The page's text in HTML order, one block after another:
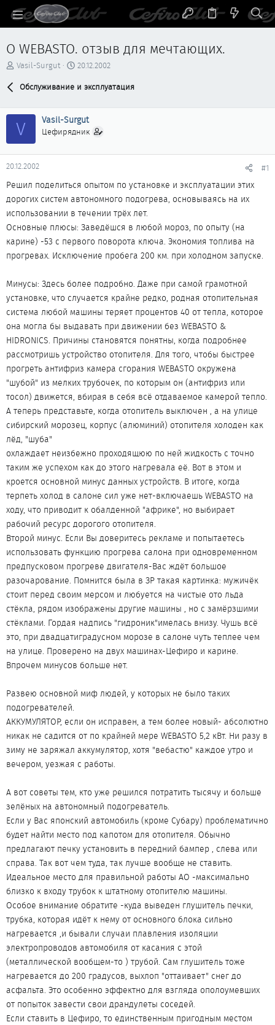
О WEBASTO. отзыв для мечтающих.
А
т
е
м
ы
Vasil-Surgut
Д
т
а
ч
л
20.12.2002
Обслуживание и эксплуатация
V Vasil-Surgut
Цефирядник
20.12.2002 #1
Решил поделиться опытом по установке и эксплуатации этих
дорогих систем автономного подогрева, основываясь на их
использовании в течении трёх лет.
Основные плюсы: Заведёшся в любой мороз, по опыту (на
карине) -53 с первого поворота ключа. Экономия топлива на
прогревах. Исключение пробега 200 км. при холодном запуске.
Минусы: Здесь более подробно. Даже при самой грамотной
установке, что случается крайне редко, родная отопительная
система любой машины теряет процентов 40 от тепла, которое
она могла бы выдавать при движении без WEBASTO &
HIDRONICS. Причины становятся понятны, когда подробнее
рассмотришь устройство отопителя. Для того, чтобы быстрее
прогреть антифриз камера сгорания WEBASTO окружена
"шубой" из мелких трубочек, по которым он (антифриз или
тосол) движется, вбирая в себя всё отдаваемое камерой тепло.
А теперь представьте, когда отопитель выключен , а на улице
сибирский морозец, корпус (алюминий) отопителя холоден как
лёд, "шуба"
охлаждает неизбежно проходящюю по ней жидкость с точно
таким же успехом как до этого нагревала её. Вот в этом и
кроется основной минус данных устройств. В итоге, когда
терпеть холод в салоне сил уже нет-включаешь WEBASTO на
ходу, что приводит к обалденной "африке", но выбирает
рабочий ресурс дорогого отопителя.
Второй минус. Если Вы доверитесь рекламе и попытаетесь
использовать функцию прогрева салона при одновременном
предпусковом прогреве двигателя-Вас ждёт большое
разочарование. Помнится была в ЗР такая картинка: мужичёк
стоит перед своим мерсом и любуется на чистые ото льда
стёкла, рядом изображены другие машины , но с замёрзшими
стёклами. Гордая надпись "гидроник"имелась внизу. Чушь всё
это, при двадцатиградусном морозе в салоне чуть теплее чем
на улице. Проверено на двух машинах-Цефиро и карине.
Впрочем минусов больше нет.
Развею основной миф людей, у которых не было таких
подогревателей.
АККУМУЛЯТОР, если он исправен, а тем более новый- абсолютно
никак не садится от по крайней мере WEBASTO 5,2 кВт. Ни разу в
зиму не заряжал аккумулятор, хотя "вебастю" каждое утро и
вечером, уезжая с работы.
А вот советы тем, кто уже решился потратить тысячу и больше
зелёных на автономный подогреватель.
Если у Вас японский автомобиль (кроме Субару) проблематично
будет найти место под капотом для отопителя. Обычно
предлагают печку установить в передний бампер , слева или
справа. Так вот чем туда, так лучше вообще не ставить.
Идеальное место для правильной работы АО -максимально
близко к входу трубок к штатному отопителю машины.
Особое внимание обратите -куда выведен глушитель печки,
трубка, которая идёт к нему от основного блока сильно
нагревается ,и бывали случаи плавления изоляции
электропроводов автомобиля от касания с этой
(металлической вообщем-то ) трубой. Сам глушитель тоже
нагревается до 200 градусов, выхлоп "оттаивает" снег до
асфальта. Это особенно эффектно для взгляда ополоумевших
от попыток завести свои драндулеты соседей.
Если ставить в Цефиро, то единственным пригодным местом